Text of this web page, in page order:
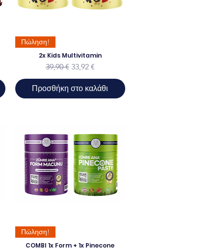
Πώληση!
2x Kids Multivitamin
Κανονική τιμή
39,90 € Τιμή Έκπτωσης
33,92 €
Προσθήκη στο καλάθι
Πώληση!
COMBI 1x Form + 1x Pinecone